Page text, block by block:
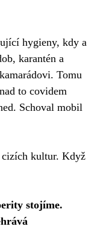
hygieny, kdy a
karantén a
Tomu
to covidem
Schoval mobil
cizích kultur. Když
stojíme.